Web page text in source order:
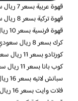
قهوة عربية بسعر 7 ريال سعودي
قهوة تركية بسعر 8 ريال سعودي
قهوة فرنسية بسعر 10 ريال سعودي
كرك بسعر 8 ريال سعودي
كورتادو بسعر 11 ريال سعودي
كوب بانا بسعر 11 ريال سعودي
سبانش لاتيه بسعر 16 ريال سعودي
فلات وايت بسعر 16 ريال سعودي